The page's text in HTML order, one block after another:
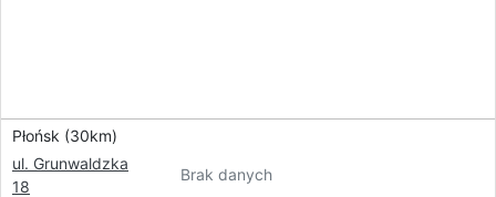
Płońsk (30km)
ul. Grunwaldzka
18
Brak danych